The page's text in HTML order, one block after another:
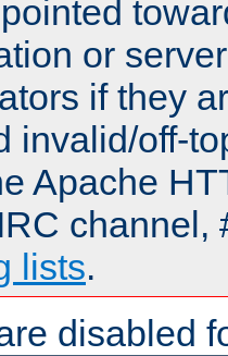
or
if they
invalid/off-
Apache
channel,
lists.
disabled